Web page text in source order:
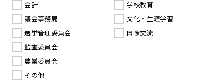
会計
議会事務局
選挙管理委員会
監査委員会
農業委員会
その他
学校教育
文化・生涯学習
国際交流